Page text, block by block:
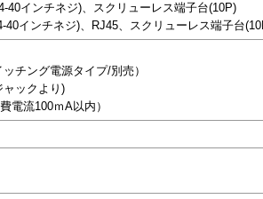
40インチネジ)、スクリューレス端子台(10P)
40インチネジ)、RJ45、スクリューレス端子台
チング電源タイプ/別売）
ャックより)
電流100ｍA以内）